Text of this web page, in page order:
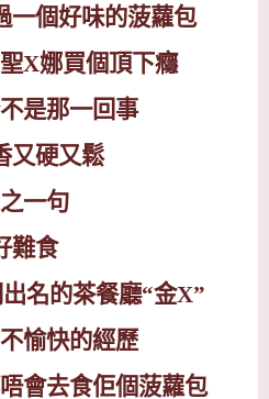
一個好味的菠蘿包
X娜買個頂下癮
是那一回事
又硬又鬆
一句
難食
名的茶餐廳“金X”
愉快的經歷
會去食佢個菠蘿包